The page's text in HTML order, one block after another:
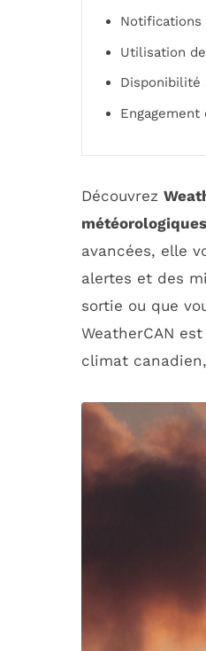
Notifications
Utilisation
Disponibilité
Engagement
Découvrez
météorologiques
avancées, elle
alertes et des
sortie ou que
WeatherCAN
climat